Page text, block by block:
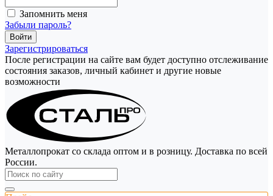
Запомнить меня
Забыли пароль?
Зарегистрироваться
После регистрации на сайте вам будет доступно отслеживание
состояния заказов, личный кабинет и другие новые
возможности
Металлопрокат со склада оптом и в розницу. Доставка по всей
России.